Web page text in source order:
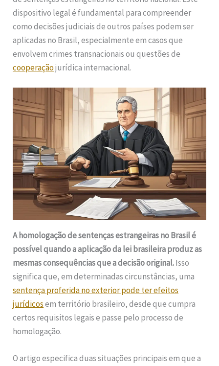
dispositivo legal é fundamental para compreender
como decisões judiciais de outros países podem ser
aplicadas no Brasil, especialmente em casos que
envolvem crimes transnacionais ou questões de
cooperaçãojurídica internacional.
A homologação de sentenças estrangeiras no Brasil é
possível quando a aplicação da lei brasileira produz as
mesmas consequências que a decisão original.Isso
significa que, em determinadas circunstâncias, uma
sentença proferida no exterior pode ter efeitos
jurídicosem território brasileiro, desde que cumpra
certos requisitos legais e passe pelo processo de
homologação.
O artigo especifica duas situações principais em que a